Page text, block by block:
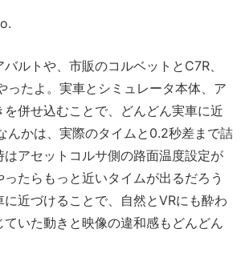
バルトや、市販のコルベットとC7R、
ったよ。実車とシミュレータ本体、ア
併せ込むことで、どんどん実車に近
んかは、実際のタイムと0.2秒差まで詰
アセットコルサ側の路面温度設定が
たらもっと近いタイムが出るだろう
近づけることで、自然とVRにも酔わ
いた動きと映像の違和感もどんどん